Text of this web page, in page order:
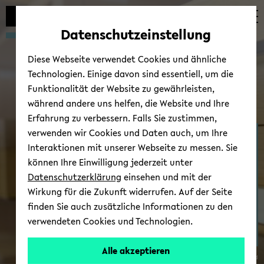
Automatische
vermeiden
zum
wechseln
zum
wechseln
zum
wechseln
Fach­schaft & stu­den­ti­
sche Stu­di­en­be­ra­tung
© Uni­ver­si­tät Bie­le­feld
Datenschutzeinstellung
Diese Webseite verwendet Cookies und ähnliche
Technologien. Einige davon sind essentiell, um die
Funktionalität der Website zu gewährleisten,
während andere uns helfen, die Website und Ihre
Erfahrung zu verbessern. Falls Sie zustimmen,
verwenden wir Cookies und Daten auch, um Ihre
Interaktionen mit unserer Webseite zu messen. Sie
können Ihre Einwilligung jederzeit unter
Datenschutzerklärung einsehen und mit der
Wirkung für die Zukunft widerrufen. Auf der Seite
finden Sie auch zusätzliche Informationen zu den
verwendeten Cookies und Technologien.
Alle akzeptieren